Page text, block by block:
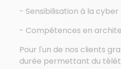
- Sensibilisation à la cyber
- Compétences en
Pour l'un de nos clients
durée permettant du